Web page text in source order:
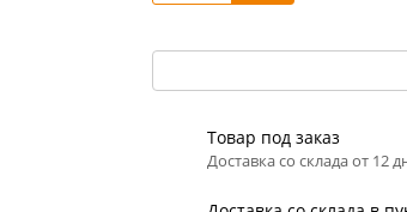
Товар под заказ
Доставка со склада от 12